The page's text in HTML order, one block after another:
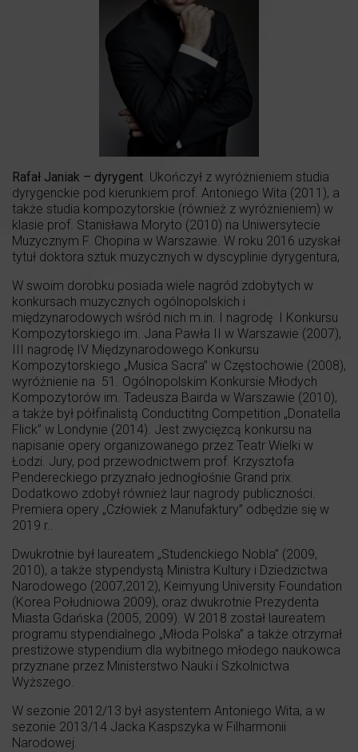
Rafał Janiak – dyrygent. Ukończył z wyróżnieniem studia
dyrygenckie pod kierunkiem prof. Antoniego Wita (2011), a
także studia kompozytorskie (również z wyróżnieniem) w
klasie prof. Stanisława Moryto (2010) na Uniwersytecie
Muzycznym F. Chopina w Warszawie. W roku 2016 uzyskał
tytuł doktora sztuk muzycznych w dyscyplinie dyrygentura,
W swoim dorobku posiada wiele nagród zdobytych w
konkursach muzycznych ogólnopolskich i
międzynarodowych wśród nich m.in. I nagrodę I Konkursu
Kompozytorskiego im. Jana Pawła II w Warszawie (2007),
III nagrodę IV Międzynarodowego Konkursu
Kompozytorskiego „Musica Sacra” w Częstochowie (2008),
wyróżnienie na 51. Ogólnopolskim Konkursie Młodych
Kompozytorów im. Tadeusza Bairda w Warszawie (2010),
a także był półfinalistą Conductitng Competition „Donatella
Flick” w Londynie (2014). Jest zwycięzcą konkursu na
napisanie opery organizowanego przez Teatr Wielki w
Łodzi. Jury, pod przewodnictwem prof. Krzysztofa
Pendereckiego przyznało jednogłośnie Grand prix.
Dodatkowo zdobył również laur nagrody publiczności.
Premiera opery „Człowiek z Manufaktury” odbędzie się w
2019 r..
Dwukrotnie był laureatem „Studenckiego Nobla” (2009,
2010), a także stypendystą Ministra Kultury i Dziedzictwa
Narodowego (2007,2012), Keimyung University Foundation
(Korea Południowa 2009), oraz dwukrotnie Prezydenta
Miasta Gdańska (2005, 2009). W 2018 został laureatem
programu stypendialnego „Młoda Polska” a także otrzymał
prestiżowe stypendium dla wybitnego młodego naukowca
przyznane przez Ministerstwo Nauki i Szkolnictwa
Wyższego.
W sezonie 2012/13 był asystentem Antoniego Wita, a w
sezonie 2013/14 Jacka Kaspszyka w Filharmonii
Narodowej.